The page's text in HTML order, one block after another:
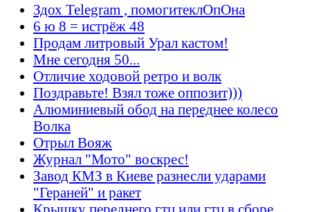
Здох Telegram , помогитеклОпОна
6 ю 8 = истрёж 48
Продам литровый Урал кастом!
Мне сегодня 50...
Отличие ходовой ретро и волк
Поздравьте! Взял тоже оппозит)))
Алюминиевый обод на переднее колесо
Волка
Отрыл Вояж
Журнал "Мото" воскрес!
Завод КМЗ в Киеве разнесли ударами
"Гераней" и ракет